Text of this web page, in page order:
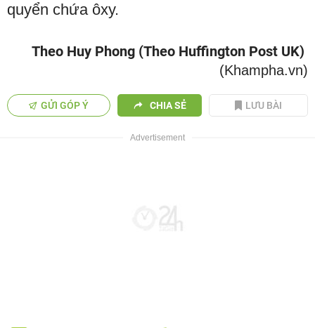
quyển chứa ôxy.
Theo Huy Phong (Theo Huffington Post UK)
(Khampha.vn)
GỬI GÓP Ý CHIA SẺ LƯU BÀI